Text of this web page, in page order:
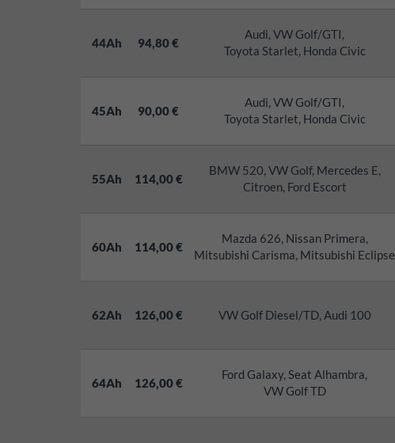
44Ah 94,80 €
Audi, VW Golf/GTI,
Toyota Starlet, Honda Civic
45Ah 90,00 €
Audi, VW Golf/GTI,
Toyota Starlet, Honda Civic
55Ah 114,00 €
BMW 520, VW Golf, Mercedes E,
Citroen, Ford Escort
60Ah 114,00 €
Mazda 626, Nissan Primera,
Mitsubishi Carisma, Mitsubishi Eclipse
62Ah 126,00 € VW Golf Diesel/TD, Audi 100
64Ah 126,00 €
Ford Galaxy, Seat Alhambra,
VW Golf TD